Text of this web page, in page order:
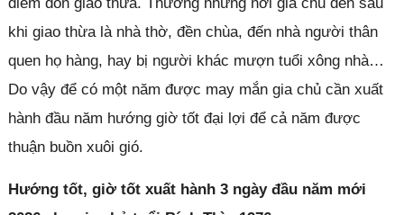
khi giao thừa là nhà thờ, đền chùa, đến nhà người thân
quen họ hàng, hay bị người khác mượn tuổi xông nhà…
Do vậy để có một năm được may mắn gia chủ cần xuất
hành đầu năm hướng giờ tốt đại lợi để cả năm được
thuận buồn xuôi gió.
Hướng tốt, giờ tốt xuất hành 3 ngày đầu năm mới